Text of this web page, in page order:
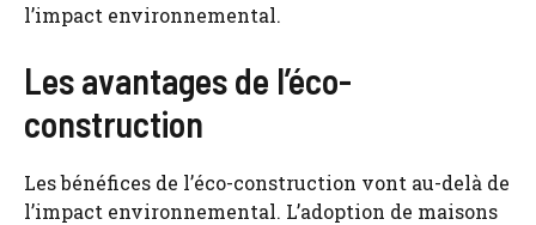
l’impact environnemental.
Les avantages de l’éco-
construction
Les bénéfices de l’éco-construction vont au-delà de
l’impact environnemental. L’adoption de maisons